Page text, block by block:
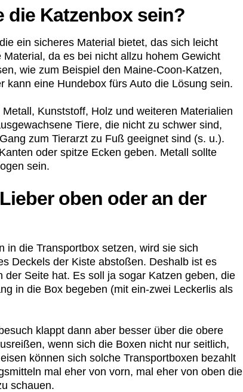
die Katzenbox sein?
ein sicheres Material bietet, das sich leicht
da es bei nicht allzu hohem Gewicht
wie zum Beispiel den Maine-Coon-Katzen,
eine Hundebox fürs Auto die Lösung sein.
Kunststoff, Holz und weiteren Materialien
Tiere, die nicht zu schwer sind,
zum Tierarzt zu Fuß geeignet sind (s. u.).
oder spitze Ecken geben. Metall sollte
sein.
oben oder an der
in die Transportbox setzen, wird sie sich
Deckels der Kiste abstoßen. Deshalb ist es
Seite hat. Es soll ja sogar Katzen geben, die
in die Box begeben (mit ein-zwei Leckerlis als
klappt dann aber besser über die obere
wenn sich die Boxen nicht nur seitlich,
können sich solche Transportboxen bezahlt
mal eher von vorn, mal eher von oben die
schauen.